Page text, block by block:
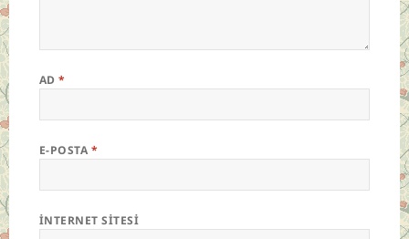
AD*
E-POSTA *
İNTERNET SITESI